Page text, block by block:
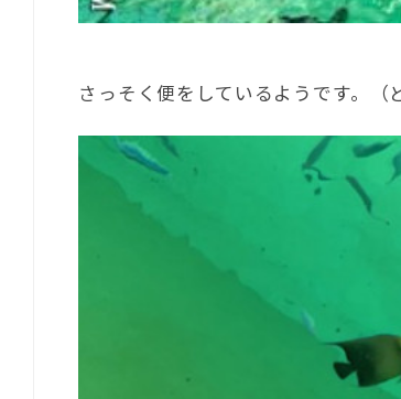
さっそく便をしているようです。（